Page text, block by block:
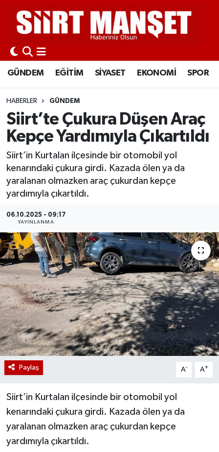
GÜNDEM EĞİTİM SİYASET EKONOMİ SPOR
HABERLER GÜNDEM
Siirt’te Çukura Düşen Araç
Kepçe Yardımıyla Çıkartıldı
Siirt’in Kurtalan ilçesinde bir otomobil yol
kenarındaki çukura girdi. Kazada ölen ya da
yaralanan olmazken araç çukurdan kepçe
yardımıyla çıkartıldı.
06.10.2025 - 09:17
YAYINLANMA
Paylaş A- A+
Siirt’in Kurtalan ilçesinde bir otomobil yol
kenarındaki çukura girdi. Kazada ölen ya da
yaralanan olmazken araç çukurdan kepçe
yardımıyla çıkartıldı.
GÜNDEM
EĞİTİM
SİYASET
EKONOMİ
SPOR
SAĞLIK-YAŞAM
Siirt Nöbetçi Eczaneler
Siirt Hava Durumu
Siirt Namaz Vakitleri
Siirt Trafik Yoğunluk Haritası
Süper Lig Puan Durumu ve Fikstür
Tüm Manşetler
Son Dakika Haberleri
Haber Arşivi